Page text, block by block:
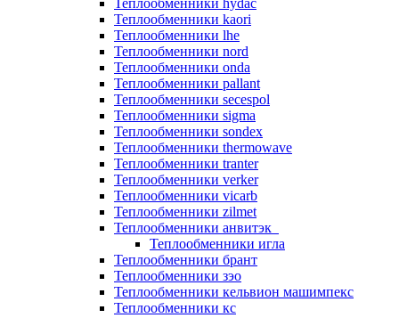
Теплообменники hydac
Теплообменники kaori
Теплообменники lhe
Теплообменники nord
Теплообменники onda
Теплообменники pallant
Теплообменники secespol
Теплообменники sigma
Теплообменники sondex
Теплообменники thermowave
Теплообменники tranter
Теплообменники verker
Теплообменники vicarb
Теплообменники zilmet
Теплообменники анвитэк
Теплообменники игла
Теплообменники брант
Теплообменники зэо
Теплообменники кельвион машимпекс
Теплообменники кс